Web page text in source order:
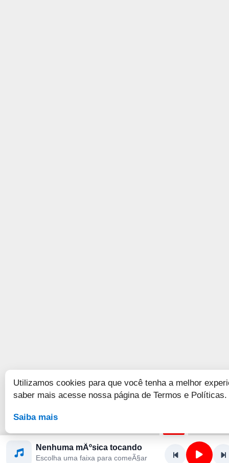
Nenhuma mÃºsica tocando
Escolha uma faixa para comeÃ§ar
Utilizamos cookies para que você tenha a melhor
saber mais acesse nossa página de Termos e Políticas.
Saiba mais